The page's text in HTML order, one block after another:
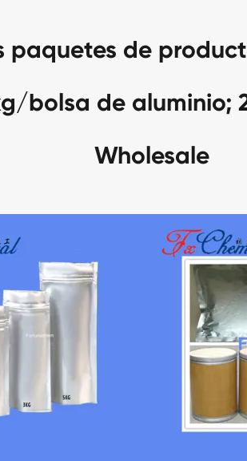
paquetes de
bolsa de aluminio;
Wholesale